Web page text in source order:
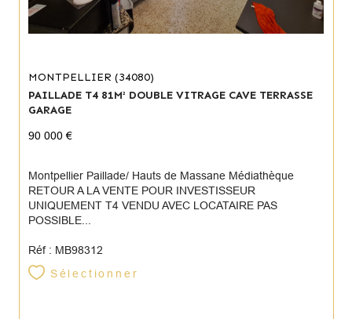
MONTPELLIER (34080)
PAILLADE T4 81M² DOUBLE VITRAGE CAVE TERRASSE
GARAGE
90 000 €
Montpellier Paillade/ Hauts de Massane Médiathèque
RETOUR A LA VENTE POUR INVESTISSEUR
UNIQUEMENT T4 VENDU AVEC LOCATAIRE PAS
POSSIBLE...
Réf : MB98312
Sélectionner